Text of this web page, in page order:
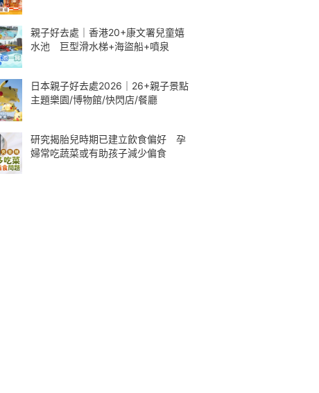
親子好去處｜香港20+康文署兒童嬉
水池 巨型滑水梯+海盜船+噴泉
日本親子好去處2026｜26+親子景點
主題樂園/博物館/快閃店/餐廳
研究揭胎兒時期已建立飲食偏好 孕
婦常吃蔬菜或有助孩子減少偏食